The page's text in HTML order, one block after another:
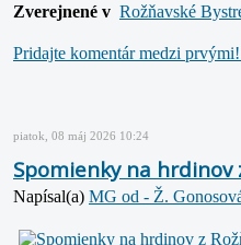
Zverejnené v Rožňavské
Pridajte komentár medzi prvými!
piatok, 08 máj 2026 10:24
Spomienky na hrdinov
Napísal(a) MG od - Ž.